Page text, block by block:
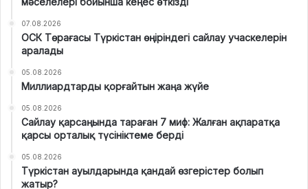
07.08.2026
ОСК Төрағасы Түркістан өңіріндегі сайлау учаскелерін
аралады
05.08.2026
Миллиардтарды қорғайтын жаңа жүйе
05.08.2026
Сайлау қарсаңында тараған 7 миф: Жалған ақпаратқа
қарсы орталық түсініктеме берді
05.08.2026
Түркістан ауылдарында қандай өзгерістер болып
жатыр?